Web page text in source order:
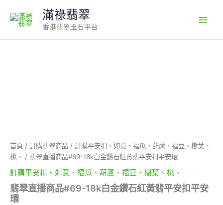
content
滿祿翡翠
香港翡翠玉石平台
首頁 / 訂購翡翠商品 / 訂購平安扣、如意、福瓜、葫蘆、福豆、樹葉、
桃、 / 翡翠直播商品#69-18k白金鑽石紅黃翡平安扣平安環
訂購平安扣、如意、福瓜、葫蘆、福豆、樹葉、桃、
翡翠直播商品#69-18k白金鑽石紅黃翡平安扣平安
環
金
鑽
石
紅
黃
翡